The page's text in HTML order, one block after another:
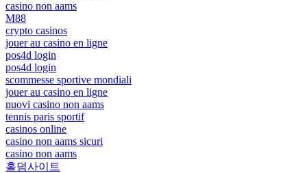
casino non aams
M88
crypto casinos
jouer au casino en ligne
pos4d login
pos4d login
scommesse sportive mondiali
jouer au casino en ligne
nuovi casino non aams
tennis paris sportif
casinos online
casino non aams sicuri
casino non aams
홀덤사이트